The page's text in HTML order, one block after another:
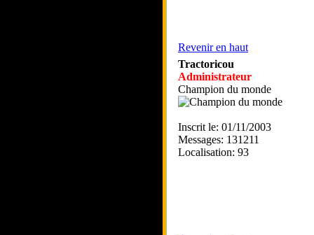
Revenir en haut
Tractoricou
Administrateur
Champion du monde
Inscrit le: 01/11/2003
Messages: 131211
Localisation: 93